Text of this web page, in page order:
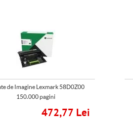
de Imagine Lexmark 58D0Z00
150.000 pagini
472,77 Lei